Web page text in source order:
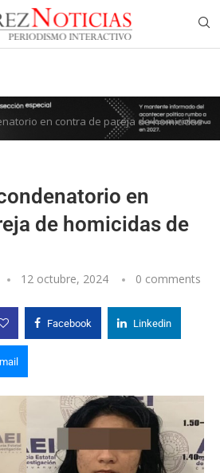
en contra de pareja de homicidas
en
de homicidas de
12 octubre, 2024 0 comments
Facebook Linkedin